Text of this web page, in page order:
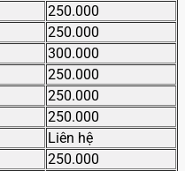
250.000
250.000
300.000
250.000
250.000
250.000
Liên hệ
250.000